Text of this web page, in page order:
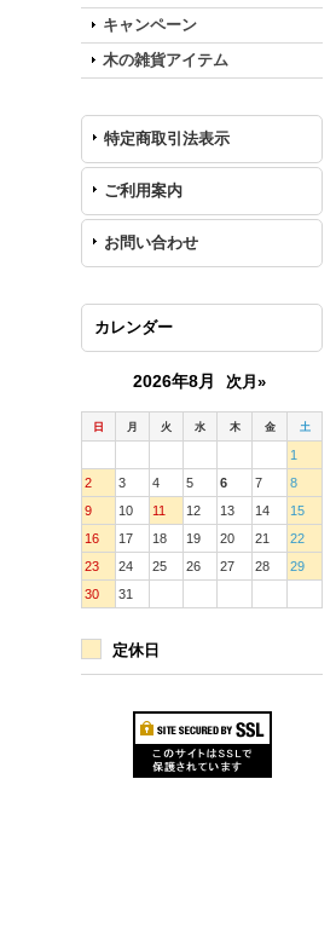
キャンペーン
木の雑貨アイテム
特定商取引法表示
ご利用案内
お問い合わせ
カレンダー
2026年8月 次月»
日 月 火 水 木 金 土
1
2
3 4 5 6 7
8
9
10 11 12 13 14
15
16
17 18 19 20 21
22
23
24 25 26 27 28
29
30
31
定休日